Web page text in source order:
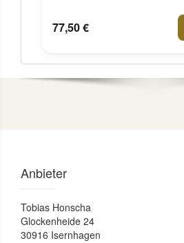
77,50 €
Anbieter
Tobias Honscha
Glockenheide 24
30916 Isernhagen